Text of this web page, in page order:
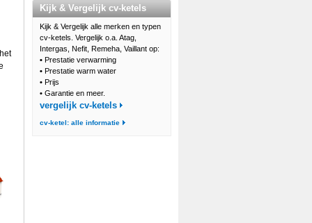
Kijk & Vergelijk cv-ketels
Kijk & Vergelijk alle merken en typen
cv-ketels. Vergelijk o.a. Atag,
Intergas, Nefit, Remeha, Vaillant op:
• Prestatie verwarming
• Prestatie warm water
• Prijs
• Garantie en meer.
vergelijk cv-ketels
cv-ketel: alle informatie